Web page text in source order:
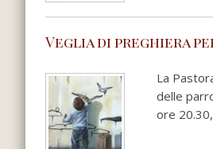
Veglia di preghiera
La
delle
ore